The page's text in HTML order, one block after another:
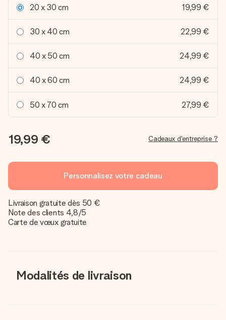
20 x 30 cm 19,99 €
30 x 40 cm 22,99 €
40 x 50 cm 24,99 €
40 x 60 cm 24,99 €
50 x 70 cm 27,99 €
19,99 € Cadeaux d'entreprise ?
Personnalisez votre cadeau
Livraison gratuite dès 50 €
Note des clients 4,8/5
Carte de vœux gratuite
Modalités de livraison